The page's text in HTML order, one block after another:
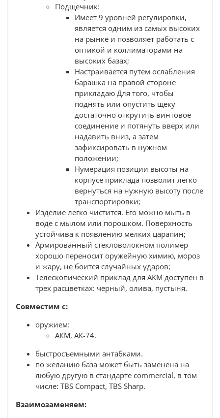
Подщечник:
Имеет 9 уровней регулировки,
является одним из самых высоких
на рынке и позволяет работать с
оптикой и коллиматорами на
высоких базах;
Настраивается путем ослабления
барашка на правой стороне
прикладаю Для того, чтобы
поднять или опустить щеку
достаточно открутить винтовое
соединение и потянуть вверх или
надавить вниз, а затем
зафиксировать в нужном
положении;
Нумерация позиции высоты на
корпусе приклада позволит легко
вернуться на нужную высоту после
транспортировки;
Изделие легко чистится. Его можно мыть в
воде с мылом или порошком. Поверхность
устойчива к появлению мелких царапин;
Армированный стекловолокном полимер
хорошо переносит оружейную химию, мороз
и жару, не боится случайных ударов;
Телескопический приклад для АКМ доступен в
трех расцветках: черный, олива, пустыня.
Совместим с:
оружием:
АКМ, АК-74.
быстросъемными антабками.
по желанию база может быть заменена на
любую другую в стандарте commercial, в том
числе: TBS Compact, TBS Sharp.
Взаимозаменяем: